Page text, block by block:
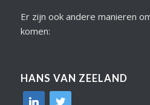
Er zijn ook andere manieren
komen:
HANS VAN ZEELAND
linkedin
twitter